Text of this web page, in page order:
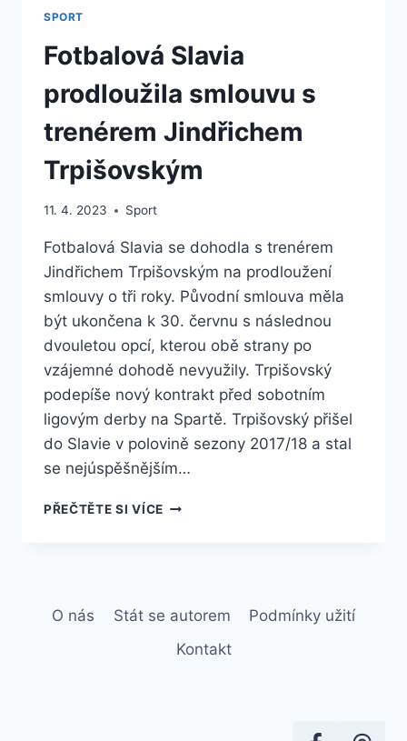
SPORT
Fotbalová Slavia
prodloužila smlouvu s
trenérem Jindřichem
Trpišovským
11. 4. 2023 Sport
Fotbalová Slavia se dohodla s trenérem
Jindřichem Trpišovským na prodloužení
smlouvy o tři roky. Původní smlouva měla
být ukončena k 30. červnu s následnou
dvouletou opcí, kterou obě strany po
vzájemné dohodě nevyužily. Trpišovský
podepíše nový kontrakt před sobotním
ligovým derby na Spartě. Trpišovský přišel
do Slavie v polovině sezony 2017/18 a stal
se nejúspěšnějším…
PŘEČTĚTE SI VÍCEFOTBALOVÁ
JINDŘICHEM
O nás Stát se autorem
Podmínky užití
Kontakt